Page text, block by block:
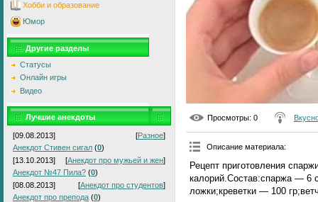
Хобби и образование
Юмор
Другие разделы
Статусы
Онлайн игры
Видео
Лучшие анекдоты
[09.08.2013] [Разное]
Анекдот Стивен сигал (0)
[13.10.2013]
[Анекдот про мужьей и жен]
Анекдот №47 Пила? (0)
[08.08.2013]
[Анекдот про студентов]
Анекдот про препода (0)
Просмотры: 0
Описание материала:
Рецепт приготовления
калорий.Состав:спаржа — 6
ложки;креветки — 100